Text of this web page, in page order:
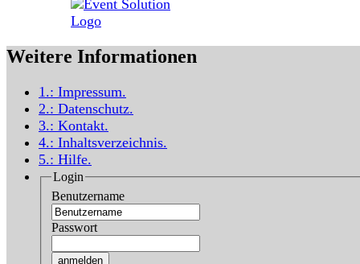
Weitere Informationen
1.: Impressum.
2.: Datenschutz.
3.: Kontakt.
4.: Inhaltsverzeichnis.
5.: Hilfe.
Login
Benutzername
Passwort